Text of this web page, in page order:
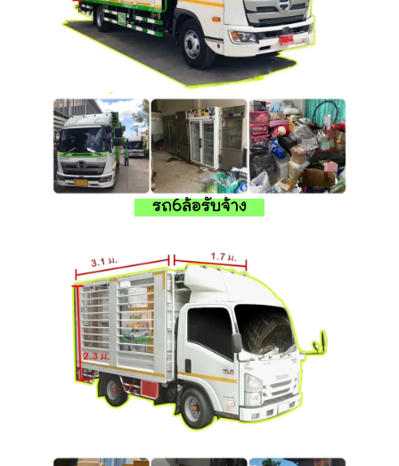
รถ6ล้อรับจ้าง